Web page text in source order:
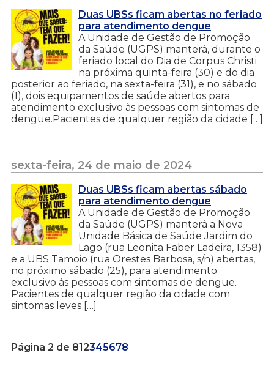
Duas UBSs ficam abertas no feriado
para atendimento dengue
A Unidade de Gestão de Promoção
da Saúde (UGPS) manterá, durante o
feriado local do Dia de Corpus Christi
na próxima quinta-feira (30) e do dia
posterior ao feriado, na sexta-feira (31), e no sábado
(1), dois equipamentos de saúde abertos para
atendimento exclusivo às pessoas com sintomas de
dengue.Pacientes de qualquer região da cidade […]
sexta-feira, 24 de maio de 2024
Duas UBSs ficam abertas sábado
para atendimento dengue
A Unidade de Gestão de Promoção
da Saúde (UGPS) manterá a Nova
Unidade Básica de Saúde Jardim do
Lago (rua Leonita Faber Ladeira, 1358)
e a UBS Tamoio (rua Orestes Barbosa, s/n) abertas,
no próximo sábado (25), para atendimento
exclusivo às pessoas com sintomas de dengue.
Pacientes de qualquer região da cidade com
sintomas leves […]
Página 2 de 812345678